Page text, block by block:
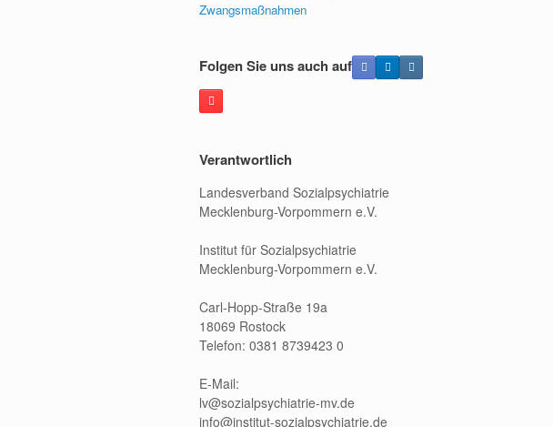
Zwangsmaßnahmen
Folgen Sie uns auch auf
Verantwortlich
Landesverband Sozialpsychiatrie
Mecklenburg-Vorpommern e.V.
Institut für Sozialpsychiatrie
Mecklenburg-Vorpommern e.V.
Carl-Hopp-Straße 19a
18069 Rostock
Telefon: 0381 8739423 0
E-Mail:
lv@sozialpsychiatrie-mv.de
info@institut-sozialpsychiatrie.de